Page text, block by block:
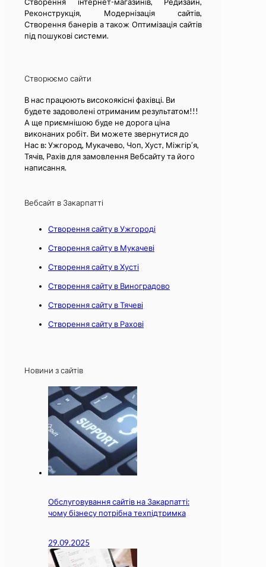
Реконструкція, Модернізація сайтів,
Створення банерів а також Оптимізація сайтів
під пошукові системи.
Створюємо сайти
В нас працюють високоякісні фахівці. Ви
будете задоволені отриманим результатом!!!
А ще приємнішою буде не дорога ціна
виконаних робіт. Ви можете звернутися до
Нас в: Ужгород, Мукачево, Чоп, Хуст, Міжгір’я,
Тячів, Рахів для замовлення Вебсайту та його
написання.
Вебсайт в Закарпатті
Створення сайту в Ужгороді
Створення сайту в Мукачеві
Створення сайту в Хусті
Створення сайту в Виноградово
Створення сайту в Тячеві
Створення сайту в Рахові
Новини з сайтів
Обслуговування сайтів на Закарпатті:
чому бізнесу потрібна техпідтримка
29.09.2025